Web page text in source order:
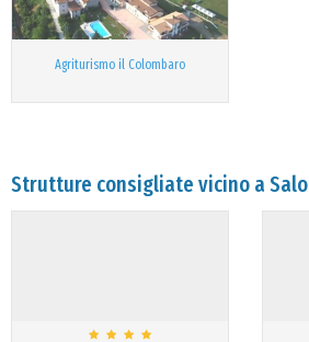
Agriturismo il Colombaro
Strutture consigliate vicino a Salo